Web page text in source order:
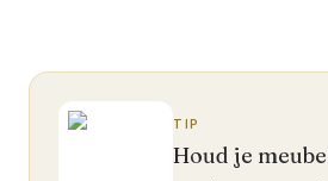
TIP
Houd je